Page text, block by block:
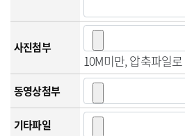
사진첨부
10M미만, 압축파일
동영상첨부
기타파일